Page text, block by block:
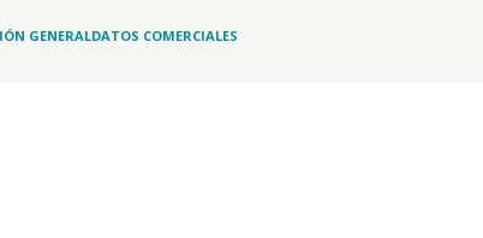
GENERALDATOS COMERCIALES